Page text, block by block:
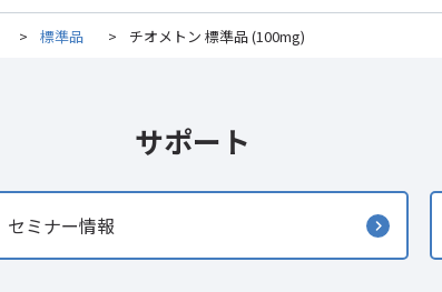
> 標準品 > チオメトン 標準品 (100mg)
サポート
セミナー情報